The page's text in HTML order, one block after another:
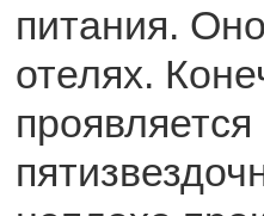
питания.
отелях.